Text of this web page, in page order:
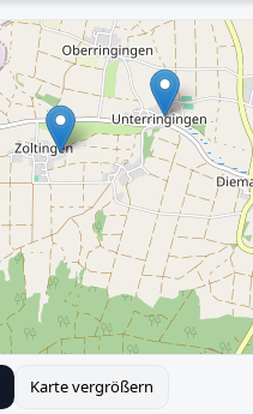
Karte vergrößern